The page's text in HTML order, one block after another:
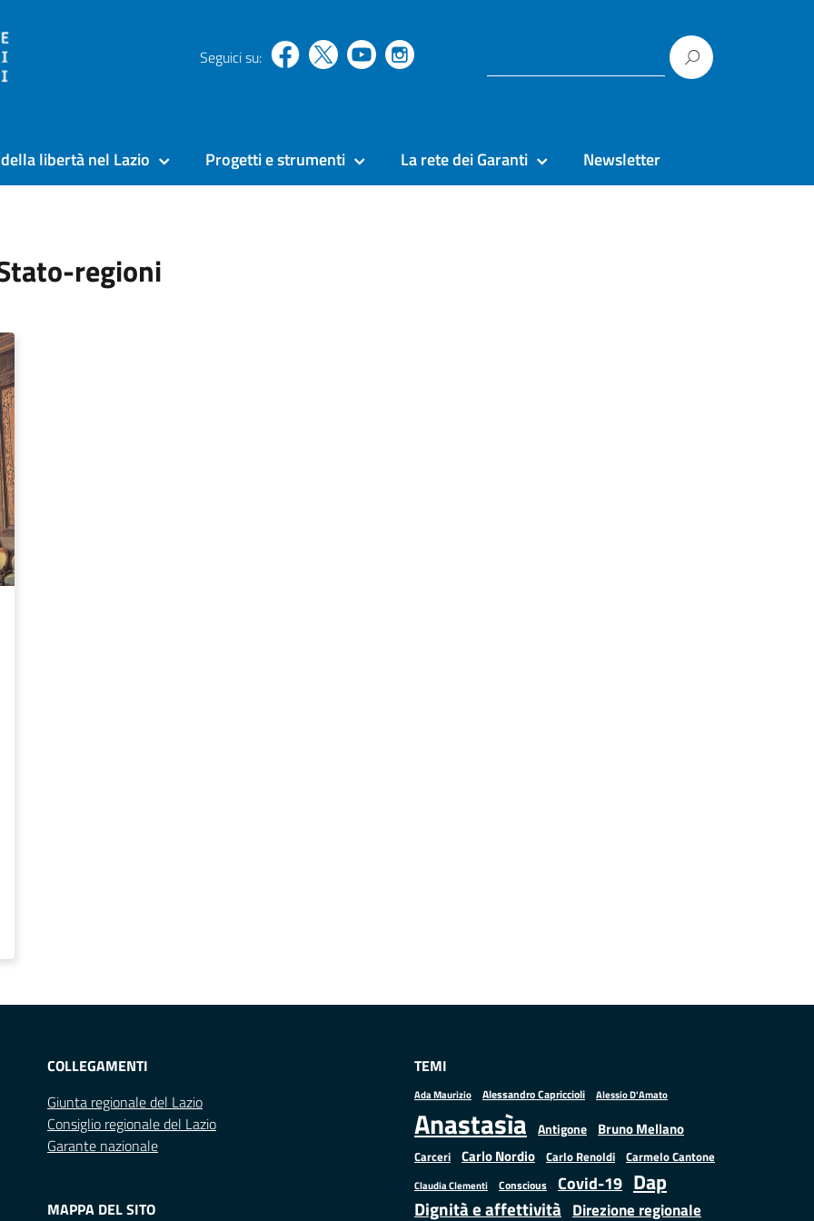
Seguici su:
libertà nel Lazio Progetti e strumenti La rete dei Garanti Newsletter
regioni
COLLEGAMENTI
Giunta regionale del Lazio
Consiglio regionale del Lazio
Garante nazionale
MAPPA DEL SITO
TEMI
Ada Maurizio Alessandro Capriccioli Alessio D'Amato
Anastasìa Antigone Bruno Mellano
Carceri Carlo Nordio Carlo Renoldi Carmelo Cantone
Claudia Clementi Conscious Covid-19 Dap
Dignità e affettività Direzione regionale